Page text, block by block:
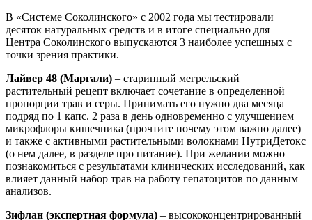
В «Системе Соколинского» с 2002 года мы тестировали
десяток натуральных средств и в итоге специально для
Центра Соколинского выпускаются 3 наиболее успешных с
точки зрения практики.
Лайвер 48 (Маргали) – старинный мегрельский
растительный рецепт включает сочетание в определенной
пропорции трав и серы. Принимать его нужно два месяца
подряд по 1 капс. 2 раза в день одновременно с улучшением
микрофлоры кишечника (прочтите почему этом важно далее)
и также с активными растительными волокнами НутриДетокс
(о нем далее, в разделе про питание). При желании можно
познакомиться с результатами клинических исследований, как
влияет данный набор трав на работу гепатоцитов по данным
анализов.
Зифлан (экспертная формула) – высококонцентрированный